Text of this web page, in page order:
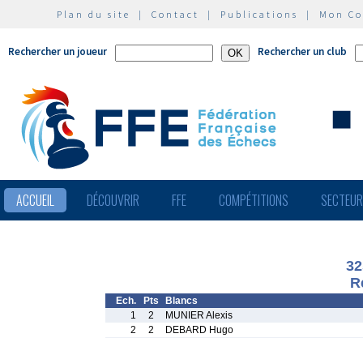
Plan du site | Contact | Publications | Mon
Rechercher un joueur Rechercher un club
ACCUEIL DÉCOUVRIR FFE COMPÉTITIONS
Ech. Pts
Blancs
1
2
MUNIER Alexis
2
2
DEBARD Hugo